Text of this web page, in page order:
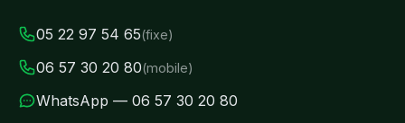
05 22 97 54 65(fixe)
06 57 30 20 80(mobile)
WhatsApp — 06 57 30 20 80